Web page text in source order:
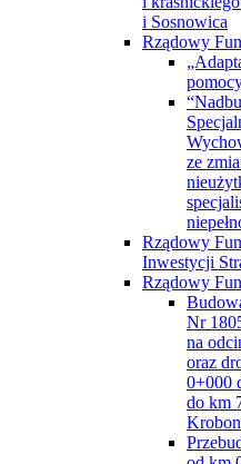
i Sosnowica
Rządowy
ze
Rządowy
Inwestycji
Rządowy
Nr
na
oraz
0+000
do km